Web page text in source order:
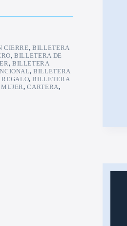
CIERRE,BILLETERA
,BILLETERA DE
, BILLETERA
,BILLETERA
,BILLETERA
,CARTERA,